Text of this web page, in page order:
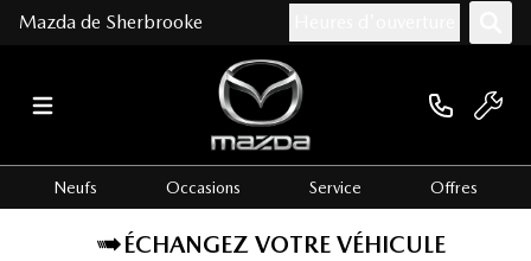
Mazda de Sherbrooke
Neufs Occasions Service Offres
ÉCHANGEZ VOTRE VÉHICULE